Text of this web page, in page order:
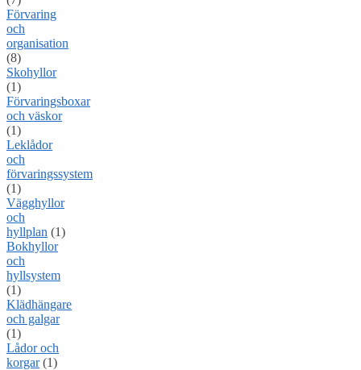
Förvaring
och
organisation
(8)
Skohyllor
(1)
Förvaringsboxar
och väskor
(1)
Leklådor
och
förvaringssystem
(1)
Vägghyllor
och
hyllplan (1)
Bokhyllor
och
hyllsystem
(1)
Klädhängare
och galgar
(1)
Lådor och
korgar (1)